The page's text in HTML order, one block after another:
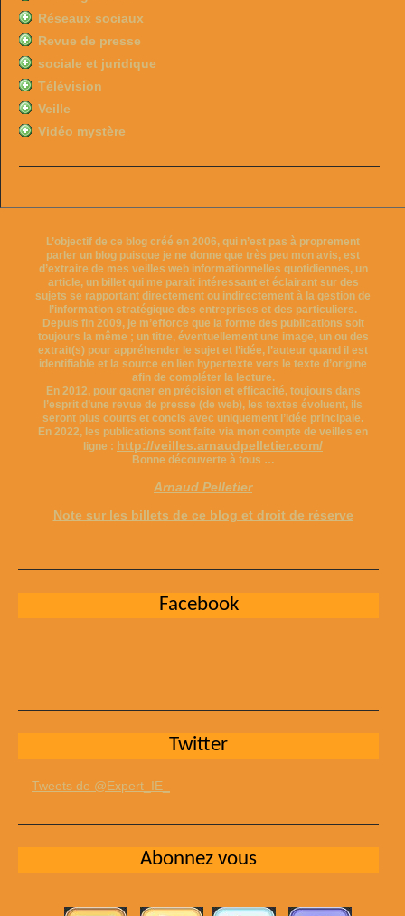
Réseaux sociaux
Revue de presse
sociale et juridique
Télévision
Veille
Vidéo mystère
L’objectif de ce blog créé en 2006, qui n’est pas à proprement
parler un blog puisque je ne donne que très peu mon avis, est
d’extraire de mes veilles web informationnelles quotidiennes, un
article, un billet qui me parait intéressant et éclairant sur des
sujets se rapportant directement ou indirectement à la gestion de
l’information stratégique des entreprises et des particuliers.
Depuis fin 2009, je m’efforce que la forme des publications soit
toujours la même ; un titre, éventuellement une image, un ou des
extrait(s) pour appréhender le sujet et l’idée, l’auteur quand il est
identifiable et la source en lien hypertexte vers le texte d’origine
afin de compléter la lecture.
En 2012, pour gagner en précision et efficacité, toujours dans
l’esprit d’une revue de presse (de web), les textes évoluent, ils
seront plus courts et concis avec uniquement l’idée principale.
En 2022, les publications sont faite via mon compte de veilles en
ligne : http://veilles.arnaudpelletier.com/
Bonne découverte à tous …
Arnaud Pelletier
Note sur les billets de ce blog et droit de réserve
Facebook
Twitter
Tweets de @Expert_IE_
Abonnez vous